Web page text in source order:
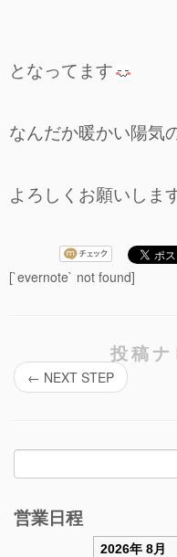
となってます
なんだか暖かい陽気
よろしくお願いしま
[`evernote` not found]
投稿
← NEXT STEP
検
索:
営業日程
2026年 8月